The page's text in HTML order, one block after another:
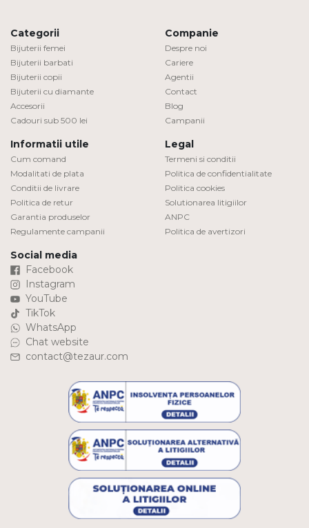
Categorii
Bijuterii femei
Bijuterii barbati
Bijuterii copii
Bijuterii cu diamante
Accesorii
Cadouri sub 500 lei
Companie
Despre noi
Cariere
Agentii
Contact
Blog
Campanii
Informatii utile
Cum comand
Modalitati de plata
Conditii de livrare
Politica de retur
Garantia produselor
Regulamente campanii
Legal
Termeni si conditii
Politica de confidentialitate
Politica cookies
Solutionarea litigiilor
ANPC
Politica de avertizori
Social media
Facebook
Instagram
YouTube
TikTok
WhatsApp
Chat website
contact@tezaur.com